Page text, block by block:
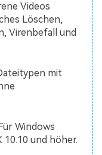
Videos
Löschen,
Virenbefall und
mit
Windows
10.10 und höher.